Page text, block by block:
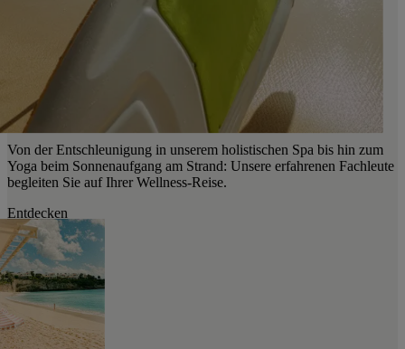
Von der Entschleunigung in unserem holistischen Spa bis hin zum
Yoga beim Sonnenaufgang am Strand: Unsere erfahrenen Fachleute
begleiten Sie auf Ihrer Wellness-Reise.
Entdecken